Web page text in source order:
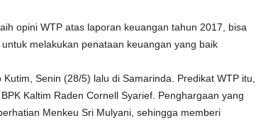
opini WTP atas laporan keuangan tahun 2017, bisa
melakukan penataan keuangan yang baik
Senin (28/5) lalu di Samarinda. Predikat WTP itu,
Kaltim Raden Cornell Syarief. Penghargaan yang
Menkeu Sri Mulyani, sehingga memberi